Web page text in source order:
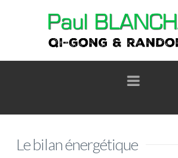
Le bilan énergétique